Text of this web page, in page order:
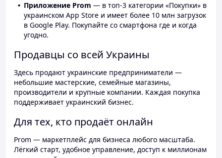
Приложение Prom — в топ-3 категории «Покупки» в
украинском App Store и имеет более 10 млн загрузок
в Google Play. Покупайте со смартфона где и когда
угодно.
Продавцы со всей Украины
Здесь продают украинские предприниматели —
небольшие мастерские, семейные магазины,
производители и крупные компании. Каждая покупка
поддерживает украинский бизнес.
Для тех, кто продаёт онлайн
Prom — маркетплейс для бизнеса любого масштаба.
Лёгкий старт, удобное управление, доступ к миллионам